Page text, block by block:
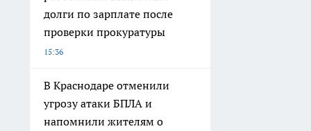
долги по зарплате после
проверки прокуратуры
15:36
В Краснодаре отменили
угрозу атаки БПЛА и
напомнили жителям о